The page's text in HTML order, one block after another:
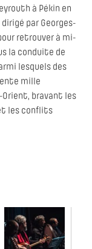
à Pékin en
par Georges-
retrouver à mi-
la conduite de
lesquels des
mille
bravant les
les conflits